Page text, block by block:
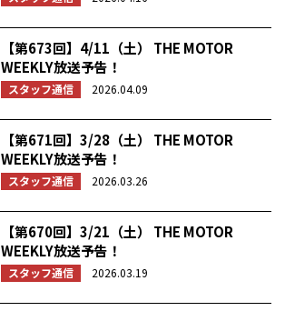
【第673回】4/11（土） THE MOTOR
WEEKLY放送予告！
スタッフ通信 2026.04.09
【第671回】3/28（土） THE MOTOR
WEEKLY放送予告！
スタッフ通信 2026.03.26
【第670回】3/21（土） THE MOTOR
WEEKLY放送予告！
スタッフ通信 2026.03.19